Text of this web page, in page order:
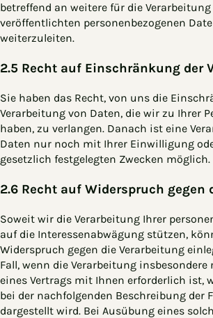
betreffend an weitere für die
veröffentlichten personenbezogenen
weiterzuleiten.
2.5 Recht auf Einschränkung der
Sie haben das Recht, von uns die
Verarbeitung von Daten, die wir zu Ihrer
haben, zu verlangen. Danach ist eine
Daten nur noch mit Ihrer Einwilligung
gesetzlich festgelegten Zwecken möglich.
2.6 Recht auf Widerspruch gegen
Soweit wir die Verarbeitung Ihrer
auf die Interessenabwägung stützen,
Widerspruch gegen die Verarbeitung
Fall, wenn die Verarbeitung
eines Vertrags mit Ihnen erforderlich ist,
bei der nachfolgenden Beschreibung der
dargestellt wird. Bei Ausübung eines